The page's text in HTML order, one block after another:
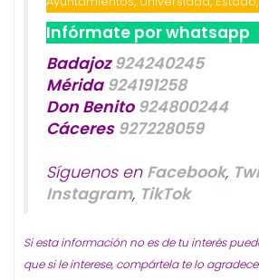
Infórmate por whatsapp
Badajoz924240245
Mérida 924191258
Don Benito 924800244
Cáceres 927228059
Síguenos en Facebook,
Instagram, TikTok
Si esta información no es de tu interés
que si le interese, compártela te lo